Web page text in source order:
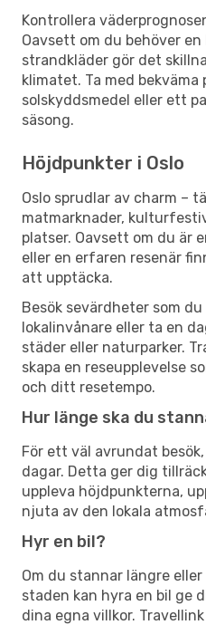
Kontrollera
Oavsett om du behöver
strandkläder gör det
klimatet. Ta med bekväma
solskyddsmedel eller ett
säsong.
Höjdpunkter i Oslo
Oslo sprudlar av charm –
matmarknader,
platser. Oavsett om du är
eller en erfaren resenär
att upptäcka.
Besök sevärdheter som
lokalinvånare eller ta en
städer eller naturparker.
skapa en reseupplevelse
och ditt resetempo.
Hur länge ska du
För ett väl avrundat
dagar. Detta ger dig
uppleva höjdpunkterna,
njuta av den lokala
Hyr en bil?
Om du stannar längre
staden kan hyra en bil ge
dina egna villkor.